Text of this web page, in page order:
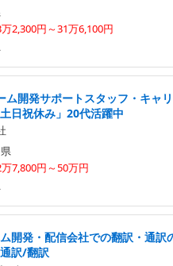
2,300円～31万6,100円
ム開発サポートスタッフ・キャ
日祝休み」20代活躍中
7,800円～50万円
開発・配信会社での翻訳・通訳
訳/翻訳